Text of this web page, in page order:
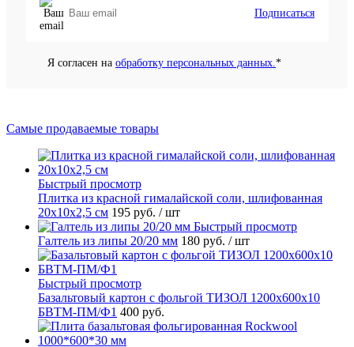
Подписаться
Я согласен на обработку персональных данных. *
Самые продаваемые товары
Быстрый просмотр
Плитка из красной гималайской соли, шлифованная
20х10х2,5 см 195 руб. / шт
Быстрый просмотр
Галтель из липы 20/20 мм 180 руб. / шт
Быстрый просмотр
Базальтовый картон с фольгой ТИЗОЛ 1200х600х10
БВТМ-ПМ/Ф1 400 руб.